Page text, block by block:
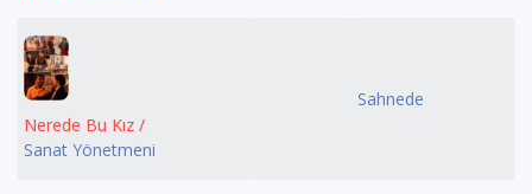
Nerede Bu Kız /
Sanat Yönetmeni
Sahnede